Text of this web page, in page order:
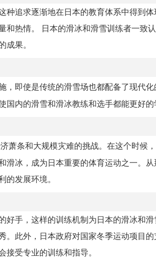
种追求逐渐地在日本的教育体系中得到
和热情。 日本的滑冰和滑雪训练者一致
果。
，即使是传统的滑雪场也都配备了现代
内的滑雪和滑冰教练和选手都能更好的
萧条和大规模灾难的挑战。在这个时候
滑冰，成为日本重要的体育运动之一。
发展环境。
好手，这样的训练机制为日本的滑冰和
。此外，日本政府对国家冬季运动项目
受专业的训练和指导。